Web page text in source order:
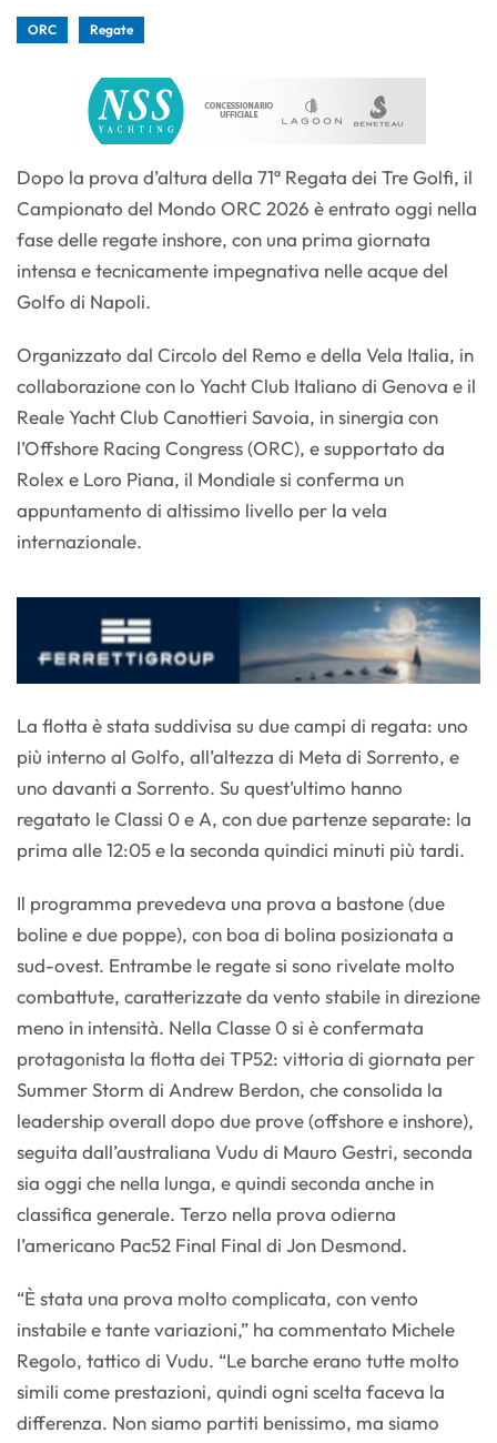
ORC Regate
Dopo la prova d’altura della 71ª Regata dei Tre Golfi, il
Campionato del Mondo ORC 2026 è entrato oggi nella
fase delle regate inshore, con una prima giornata
intensa e tecnicamente impegnativa nelle acque del
Golfo di Napoli.
Organizzato dal Circolo del Remo e della Vela Italia, in
collaborazione con lo Yacht Club Italiano di Genova e il
Reale Yacht Club Canottieri Savoia, in sinergia con
l’Offshore Racing Congress (ORC), e supportato da
Rolex e Loro Piana, il Mondiale si conferma un
appuntamento di altissimo livello per la vela
internazionale.
La flotta è stata suddivisa su due campi di regata: uno
più interno al Golfo, all’altezza di Meta di Sorrento, e
uno davanti a Sorrento. Su quest’ultimo hanno
regatato le Classi 0 e A, con due partenze separate: la
prima alle 12:05 e la seconda quindici minuti più tardi.
Il programma prevedeva una prova a bastone (due
boline e due poppe), con boa di bolina posizionata a
sud-ovest. Entrambe le regate si sono rivelate molto
combattute, caratterizzate da vento stabile in direzione
meno in intensità. Nella Classe 0 si è confermata
protagonista la flotta dei TP52: vittoria di giornata per
Summer Storm di Andrew Berdon, che consolida la
leadership overall dopo due prove (offshore e inshore),
seguita dall’australiana Vudu di Mauro Gestri, seconda
sia oggi che nella lunga, e quindi seconda anche in
classifica generale. Terzo nella prova odierna
l’americano Pac52 Final Final di Jon Desmond.
“È stata una prova molto complicata, con vento
instabile e tante variazioni,” ha commentato Michele
Regolo, tattico di Vudu. “Le barche erano tutte molto
simili come prestazioni, quindi ogni scelta faceva la
differenza. Non siamo partiti benissimo, ma siamo